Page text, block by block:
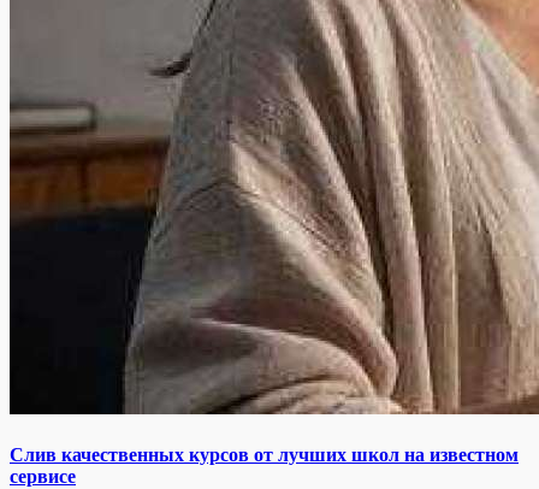
Слив качественных курсов от лучших школ на известном
сервисе